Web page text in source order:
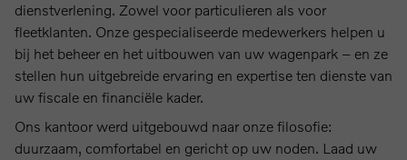
dienstverlening. Zowel voor particulieren als voor
fleetklanten. Onze gespecialiseerde medewerkers helpen u
bij het beheer en het uitbouwen van uw wagenpark – en ze
stellen hun uitgebreide ervaring en expertise ten dienste van
uw fiscale en financiële kader.
Ons kantoor werd uitgebouwd naar onze filosofie:
duurzaam, comfortabel en gericht op uw noden. Laad uw